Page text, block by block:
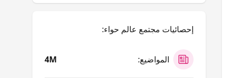
إحصائيات مجتمع عالم حواء:
المواضيع: 4M